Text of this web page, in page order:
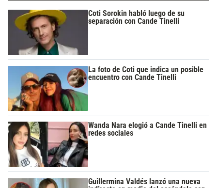
Coti Sorokin habló luego de su
separación con Cande Tinelli
La foto de Coti que indica un posible
encuentro con Cande Tinelli
Wanda Nara elogió a Cande Tinelli en
redes sociales
Guillermina Valdés lanzó una nueva